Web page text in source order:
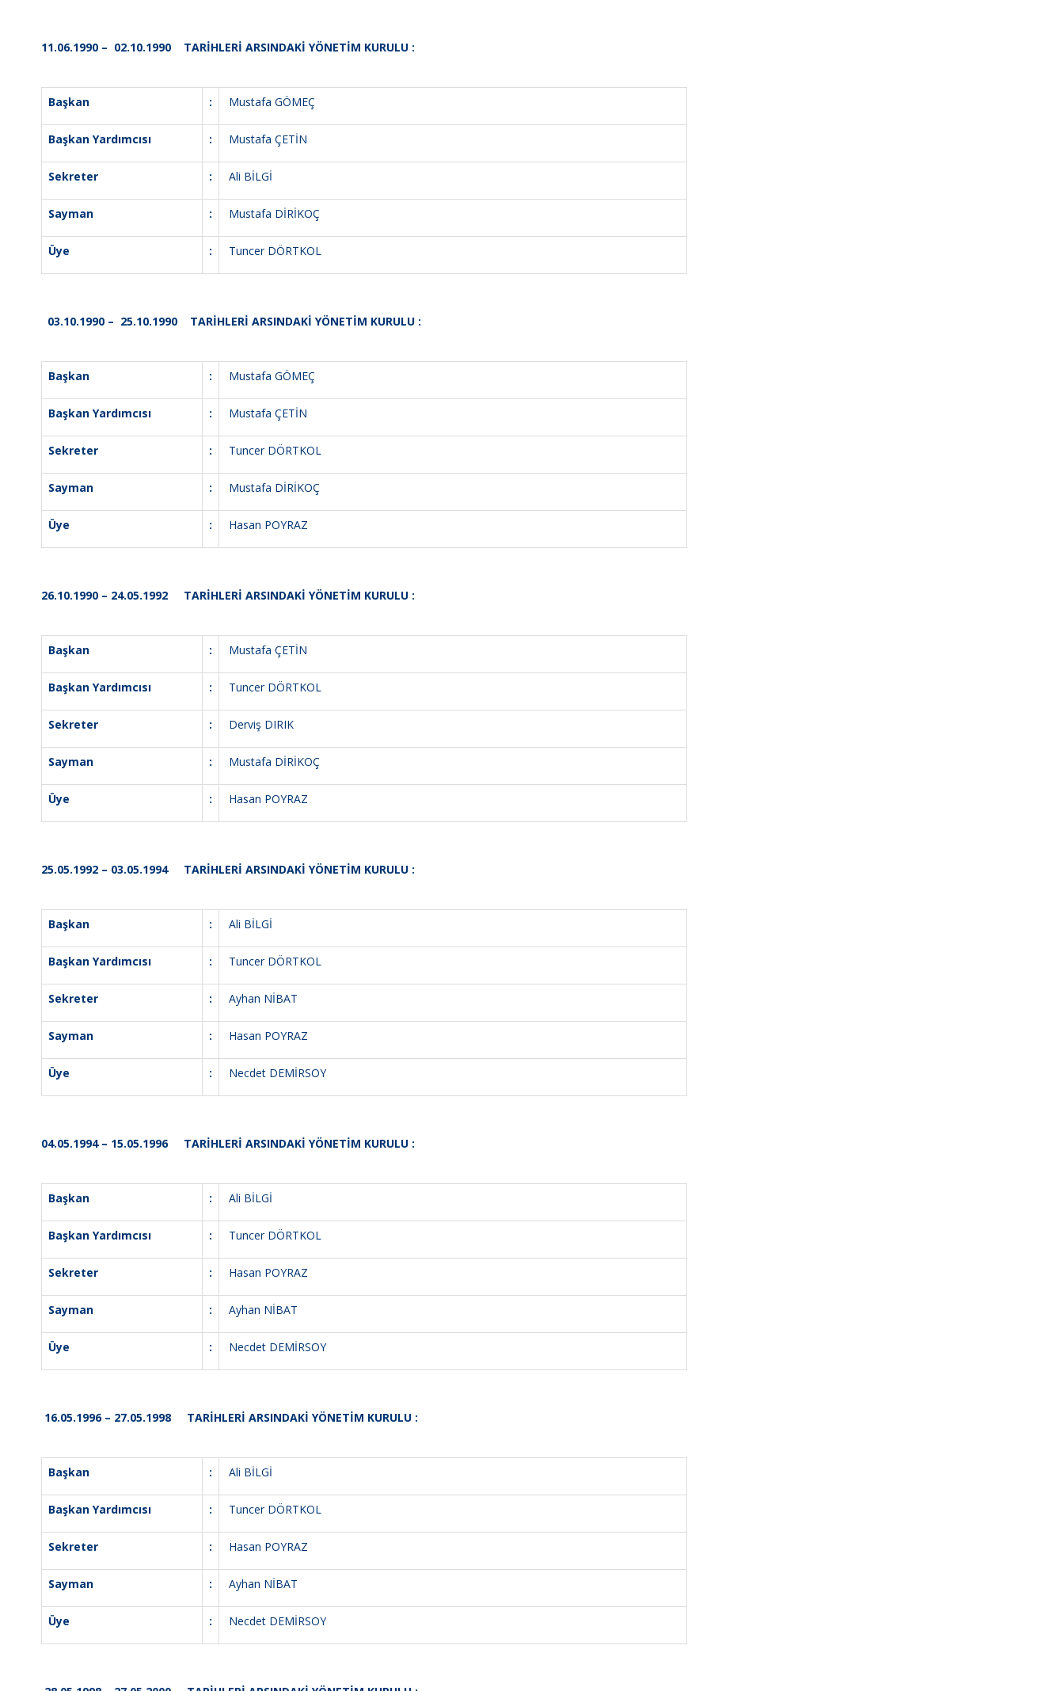
11.06.1990 – 02.10.1990 TARİHLERİ ARSINDAKİ YÖNETİM KURULU :
Başkan : Mustafa GÖMEÇ
Başkan Yardımcısı : Mustafa ÇETİN
Sekreter : Ali BİLGİ
Sayman : Mustafa DİRİKOÇ
Üye : Tuncer DÖRTKOL
03.10.1990 – 25.10.1990 TARİHLERİ ARSINDAKİ YÖNETİM KURULU :
Başkan : Mustafa GÖMEÇ
Başkan Yardımcısı : Mustafa ÇETİN
Sekreter : Tuncer DÖRTKOL
Sayman : Mustafa DİRİKOÇ
Üye : Hasan POYRAZ
26.10.1990 – 24.05.1992 TARİHLERİ ARSINDAKİ YÖNETİM KURULU :
Başkan : Mustafa ÇETİN
Başkan Yardımcısı : Tuncer DÖRTKOL
Sekreter : Derviş DIRIK
Sayman : Mustafa DİRİKOÇ
Üye : Hasan POYRAZ
25.05.1992 – 03.05.1994 TARİHLERİ ARSINDAKİ YÖNETİM KURULU :
Başkan : Ali BİLGİ
Başkan Yardımcısı : Tuncer DÖRTKOL
Sekreter : Ayhan NİBAT
Sayman : Hasan POYRAZ
Üye : Necdet DEMİRSOY
04.05.1994 – 15.05.1996 TARİHLERİ ARSINDAKİ YÖNETİM KURULU :
Başkan : Ali BİLGİ
Başkan Yardımcısı : Tuncer DÖRTKOL
Sekreter : Hasan POYRAZ
Sayman : Ayhan NİBAT
Üye : Necdet DEMİRSOY
16.05.1996 – 27.05.1998 TARİHLERİ ARSINDAKİ YÖNETİM KURULU :
Başkan : Ali BİLGİ
Başkan Yardımcısı : Tuncer DÖRTKOL
Sekreter : Hasan POYRAZ
Sayman : Ayhan NİBAT
Üye : Necdet DEMİRSOY